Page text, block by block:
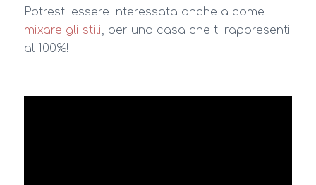
Potresti essere interessata anche a come
mixare gli stili, per una casa che ti rappresenti
al 100%!